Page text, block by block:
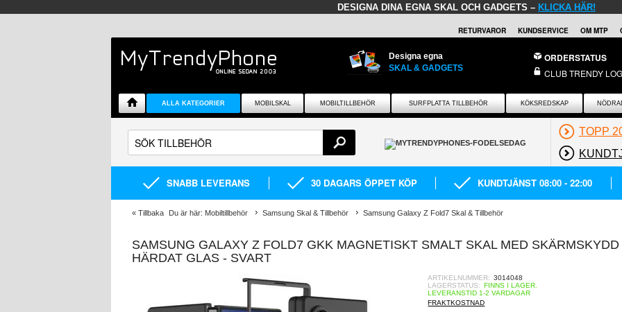
DESIGNA DINA EGNA SKAL OCH GADGETS – KLICKA HÄR!
RETURVAROR KUNDSERVICE OM MTP
Designa egna
SKAL & GADGETS
ORDERSTATUS
CLUB TRENDY
ALLA KATEGORIER MOBILSKAL MOBILTILLBEHÖR SURFPLATTA TILLBEHÖR KÖKSREDSKAP
TOPP
SNABB LEVERANS 30 DAGARS ÖPPET KÖP KUNDTJÄNST 08:00 - 22:00
« Tillbaka Du är här: Mobiltillbehör Samsung Skal & Tillbehör Samsung Galaxy Z Fold7 Skal & Tillbehör
SAMSUNG GALAXY Z FOLD7 GKK MAGNETISKT SMALT SKAL MED SKÄRMSKYDD
HÄRDAT GLAS - SVART
ARTIKELNUMMER: 3014048
LAGERSTATUS: FINNS I LAGER.
LEVERANSTID 1-2 VARDAGAR
FRAKTKOSTNAD